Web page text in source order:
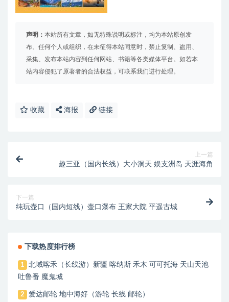
声明： 本站所有文章，如无特殊说明或标注，均为本站原创发
布。任何个人或组织，在未征得本站同意时，禁止复制、盗用、
采集、发布本站内容到任何网站、书籍等各类媒体平台。如若本
站内容侵犯了原著者的合法权益，可联系我们进行处理。
收藏 海报 链接
上一篇
趣三亚（国内长线）大小洞天 娱支洲岛 天涯海角
下一篇
纯玩壶口（国内短线）壶口瀑布 王家大院 平遥古城
下载热度排行榜
1
北域喀禾（长线游）新疆 喀纳斯 禾木 可可托海 天山天池
吐鲁番 魔鬼城
2 爱达邮轮 地中海好（游轮 长线 邮轮）